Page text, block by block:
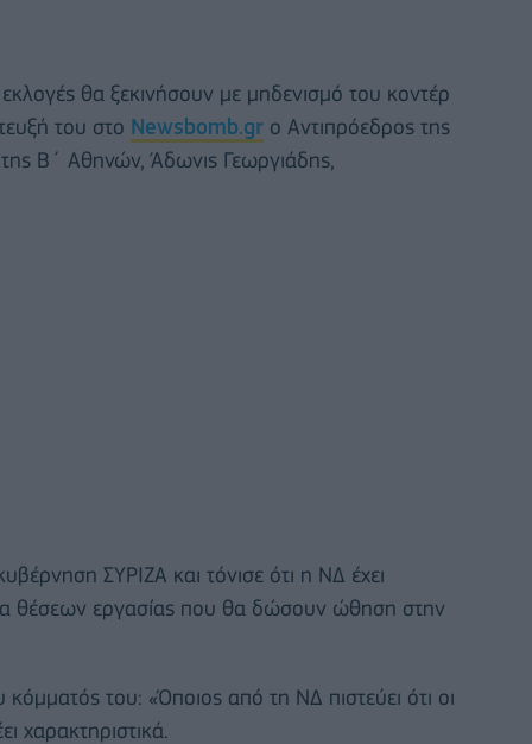
εκλογές θα ξεκινήσουν με μηδενισμό του κοντέρ
του στο Newsbomb.gr ο Αντιπρόεδρος της
Β΄ Αθηνών, Άδωνις Γεωργιάδης,
ΣΥΡΙΖΑ και τόνισε ότι η ΝΔ έχει
θέσεων εργασίας που θα δώσουν ώθηση στην
του: «Όποιος από τη ΝΔ πιστεύει ότι οι
χαρακτηριστικά.